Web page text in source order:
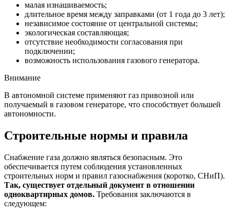
малая изнашиваемость;
длительное время между заправками (от 1 года до 3 лет);
независимое состояние от центральной системы;
экологическая составляющая;
отсутствие необходимости согласования при
подключении;
возможность использования газового генератора.
Внимание
В автономной системе применяют газ привозной или
получаемый в газовом генераторе, что способствует большей
автономности.
Строительные нормы и правила
Снабжение газа должно являться безопасным. Это
обеспечивается путем соблюдения установленных
строительных норм и правил газоснабжения (коротко, СНиП).
Так, существует отдельный документ в отношении
одноквартирных домов. Требования заключаются в
следующем: